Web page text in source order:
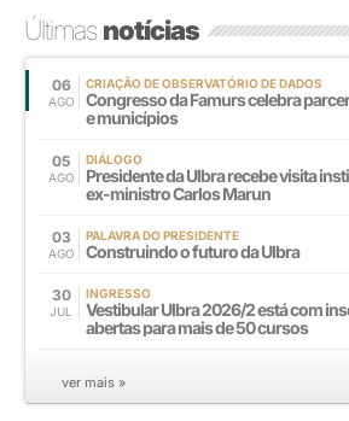
Últimasnotícias
06
AGO
CRIAÇÃO DE OBSERVATÓRIO DE DADOS
Congresso da Famurs celebra
e municípios
05
AGO
DIÁLOGO
Presidente da Ulbra recebe visita
ex-ministro Carlos Marun
03
AGO
PALAVRA DO PRESIDENTE
Construindo o futuro da Ulbra
30
JUL
INGRESSO
Vestibular Ulbra 2026/2 está com
abertas para mais de 50 cursos
ver mais »